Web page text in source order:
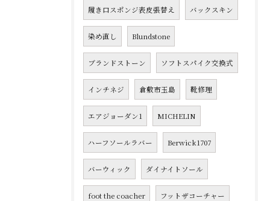
履き口スポンジ表皮張替え バックスキン
染め直し Blundstone
ブランドストーン ソフトスパイク交換式
インチネジ 倉敷市玉島 靴修理
エアジョーダン1 MICHELIN
ハーフソールラバー Berwick1707
バーウィック ダイナイトソール
foot the coacher フットザコーチャー